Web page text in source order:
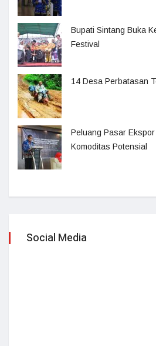
Bupati Sintang Buka
Festival
14 Desa Perbatasan
Peluang Pasar
Komoditas Potensial
Social Media